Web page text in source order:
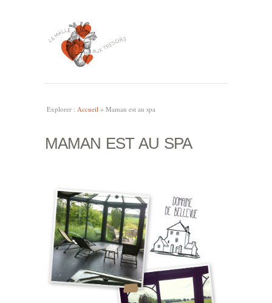
Explorer : Accueil » Maman est au spa
MAMAN EST AU SPA